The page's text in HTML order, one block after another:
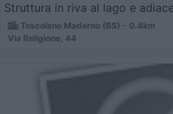
Struttura in riva al lago e
Toscolano Maderno (BS) - 0.4km
Via Religione, 44